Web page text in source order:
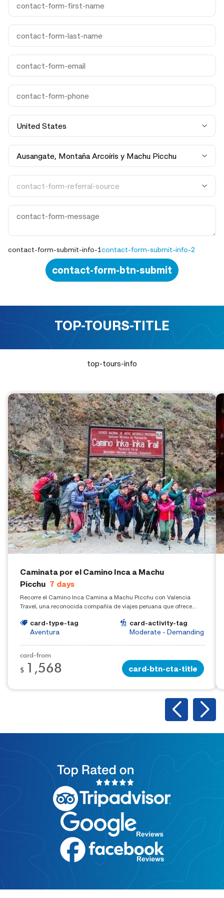
contact-form-submit-info-1contact-form-submit-info-2
contact-form-btn-submit
TOP-TOURS-TITLE
top-tours-info
Caminata por el Camino Inca a Machu
Picchu 7 days
Recorre el Camino Inca Camina a Machu Picchu con Valencia
Travel, una reconocida compañía de viajes peruana que ofrece
información sobre el Camino Inca a Machu Picchu.
card-type-tag
Aventura
card-activity-tag
Moderate - Demanding
card-from
$ 1,568 card-btn-cta-title